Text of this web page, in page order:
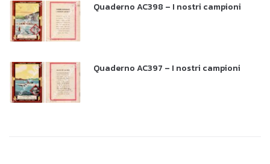
Quaderno AC398 – I nostri campioni
Quaderno AC397 – I nostri campioni